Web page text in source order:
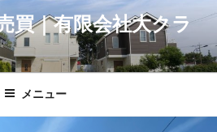
買｜有限会社大クラ
メニュー